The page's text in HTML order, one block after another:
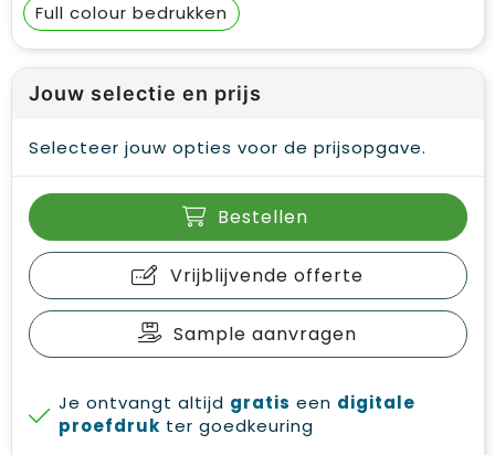
Full colour
Jouw selectie en prijs
Selecteer jouw opties voor de prijsopgave.
Bestellen
Vrijblijvende offerte
Sample aanvragen
Je ontvangt altijd gratis een digitale
proefdruk ter goedkeuring